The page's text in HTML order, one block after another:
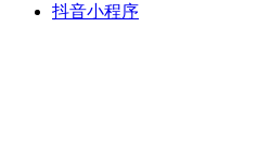
抖音小程序